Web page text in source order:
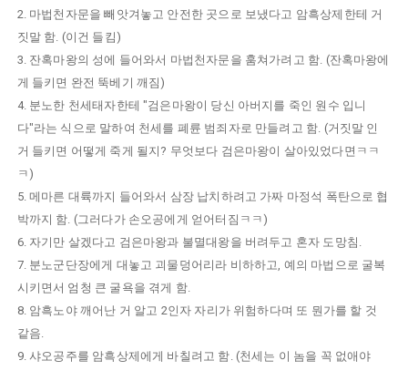
2. 마법천자문을 빼앗겨놓고 안전한 곳으로 보냈다고 암흑상제한테 거
짓말 함. (이건 들킴)
3. 잔혹마왕의 성에 들어와서 마법천자문을 훔쳐가려고 함. (잔혹마왕에
게 들키면 완전 뚝베기 깨짐)
4. 분노한 천세태자한테 "검은마왕이 당신 아버지를 죽인 원수 입니
다"라는 식으로 말하여 천세를 폐륜 범죄자로 만들려고 함. (거짓말 인
거 들키면 어떻게 죽게 될지? 무엇보다 검은마왕이 살아있었다면ㅋㅋ
ㅋ)
5. 메마른 대륙까지 들어와서 삼장 납치하려고 가짜 마정석 폭탄으로 협
박까지 함. (그러다가 손오공에게 얻어터짐ㅋㅋ)
6. 자기만 살겠다고 검은마왕과 불멸대왕을 버려두고 혼자 도망침.
7. 분노군단장에게 대놓고 괴물덩어리라 비하하고, 예의 마법으로 굴복
시키면서 엄청 큰 굴욕을 겪게 함.
8. 암흑노야 깨어난 거 알고 2인자 자리가 위험하다며 또 뭔가를 할 것
같음.
9. 샤오공주를 암흑상제에게 바칠려고 함. (천세는 이 놈을 꼭 없애야